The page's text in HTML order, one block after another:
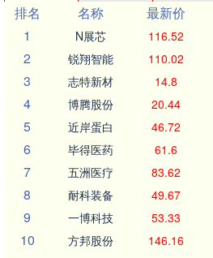
排名
名称 最新价
1
N展芯 116.52
2 锐翔智能 110.02
3 志特新材 14.8
4 博腾股份 20.44
5 近岸蛋白 46.72
6 毕得医药 61.6
7 五洲医疗 83.62
8 耐科装备 49.67
9 一博科技 53.33
10 方邦股份 146.16